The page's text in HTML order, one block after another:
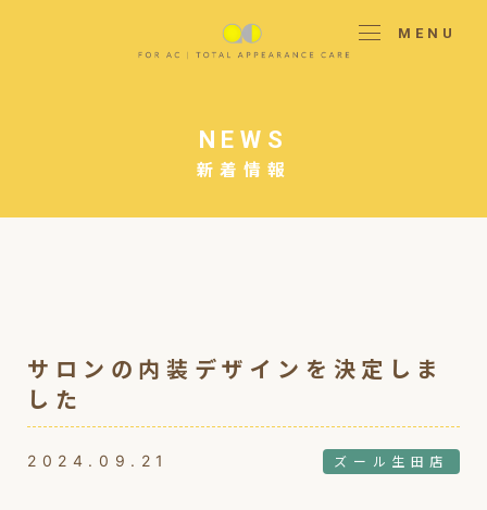
MENU
新着情報
NEWS
サロンの内装デザインを決定しま
した
2024.09.21 ズール生田店